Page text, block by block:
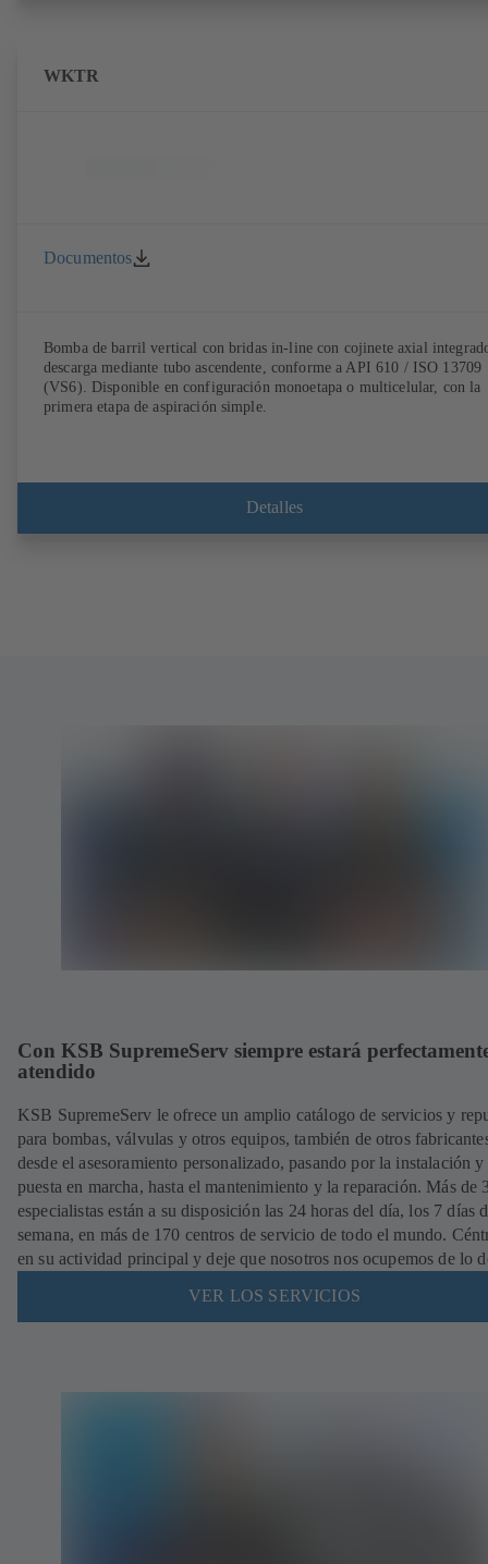
WKTR
Documentos
Bomba de barril vertical con bridas in-line con cojinete axial
descarga mediante tubo ascendente, conforme a API 610 / ISO 13709
(VS6). Disponible en configuración monoetapa o multicelular, con la
primera etapa de aspiración simple.
Detalles
Con KSB SupremeServ siempre estará
atendido
KSB SupremeServ le ofrece un amplio catálogo de servicios y
para bombas, válvulas y otros equipos, también de otros
desde el asesoramiento personalizado, pasando por la instalación y
puesta en marcha, hasta el mantenimiento y la reparación. Más de
especialistas están a su disposición las 24 horas del día, los 7 días
semana, en más de 170 centros de servicio de todo el mundo.
en su actividad principal y deje que nosotros nos ocupemos de lo
VER LOS SERVICIOS